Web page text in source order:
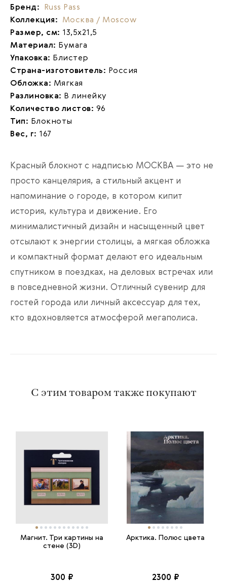
Бренд: Russ Pass
Коллекция: Москва / Moscow
Размер, см: 13,5х21,5
Материал: Бумага
Упаковка: Блистер
Страна-изготовитель: Россия
Обложка: Мягкая
Разлиновка: В линейку
Количество листов: 96
Тип: Блокноты
Вес, г: 167
Красный блокнот с надписью МОСКВА — это не
просто канцелярия, а стильный акцент и
напоминание о городе, в котором кипит
история, культура и движение. Его
минималистичный дизайн и насыщенный цвет
отсылают к энергии столицы, а мягкая обложка
и компактный формат делают его идеальным
спутником в поездках, на деловых встречах или
в повседневной жизни. Отличный сувенир для
гостей города или личный аксессуар для тех,
кто вдохновляется атмосферой мегаполиса.
С этим товаром также покупают
Магнит. Три картины на
стене (3D)
300 ₽
Арктика. Полюс цвета
2300 ₽